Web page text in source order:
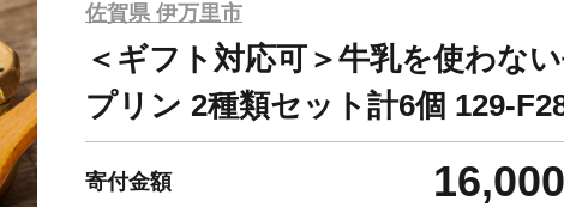
佐賀県 伊万里市
＜ギフト対応可＞牛乳を使わな
プリン 2種類セット計6個 129-
寄付金額 16,000